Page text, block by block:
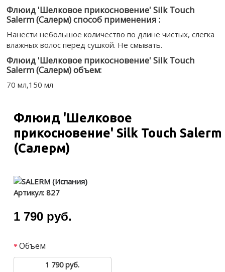
Флюид 'Шелковое прикосновение' Silk Touch
Salerm (Cалерм) способ применения :
Нанести небольшое количество по длине чистых, слегка
влажных волос перед сушкой. Не смывать.
Флюид 'Шелковое прикосновение' Silk Touch
Salerm (Cалерм) объем:
70 мл,150 мл
Флюид 'Шелковое
прикосновение' Silk Touch Salerm
(Cалерм)
Артикул: 827
1 790 руб.
Объем
1 790 руб.